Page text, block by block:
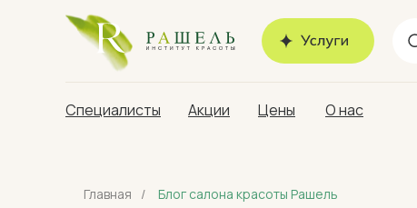
О нас
Специалисты Акции Цены
Главная / Блог салона красоты Рашель